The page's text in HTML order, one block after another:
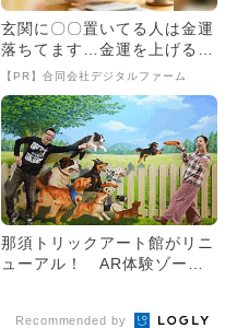
玄関に〇〇置いてる人は金運
落ちてます…金運を上げる方
法とは
【PR】合同会社デジタルファーム
那須トリックアート館がリニ
ューアル！ AR体験ゾーン
Recommended by